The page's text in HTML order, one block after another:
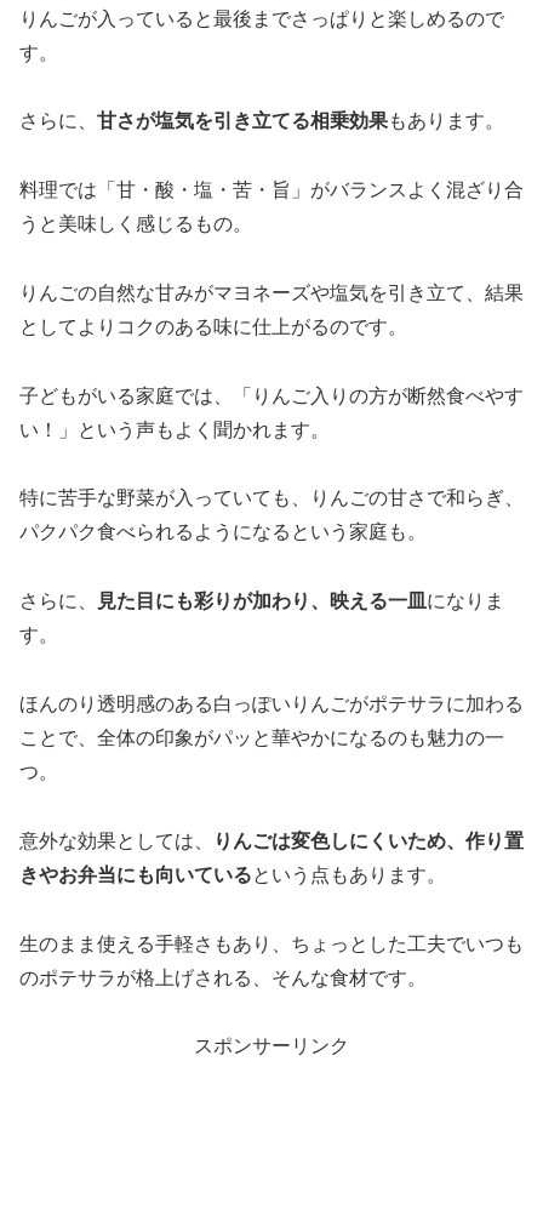
りんごが入っていると最後までさっぱりと楽しめるので
す。
さらに、 甘さが塩気を引き立てる相乗効果もあります。
料理では「甘・酸・塩・苦・旨」がバランスよく混ざり合
うと美味しく感じるもの。
りんごの自然な甘みがマヨネーズや塩気を引き立て、結果
としてよりコクのある味に仕上がるのです。
子どもがいる家庭では、「りんご入りの方が断然食べやす
い！」という声もよく聞かれます。
特に苦手な野菜が入っていても、りんごの甘さで和らぎ、
パクパク食べられるようになるという家庭も。
さらに、 見た目にも彩りが加わり、映える一皿 になりま
す。
ほんのり透明感のある白っぽいりんごがポテサラに加わる
ことで、全体の印象がパッと華やかになるのも魅力の一
つ。
意外な効果としては、
りんごは変色しにくいため、作り置
きやお弁当にも向いているという点もあります。
生のまま使える手軽さもあり、ちょっとした工夫でいつも
のポテサラが格上げされる、そんな食材です。
スポンサーリンク